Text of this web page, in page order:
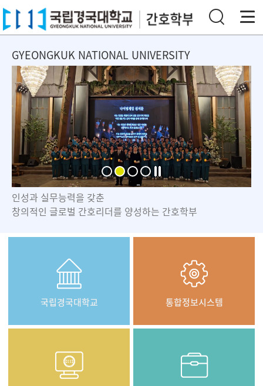
GYEONGKUK NATIONAL UNIVERSITY
인성과 실무능력을 갖춘
창의적인 글로벌 간호리더를 양성하는 간호학부
국립경국대학교 통합정보시스템